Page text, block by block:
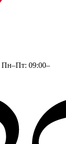
Пн–Пт: 09:00–